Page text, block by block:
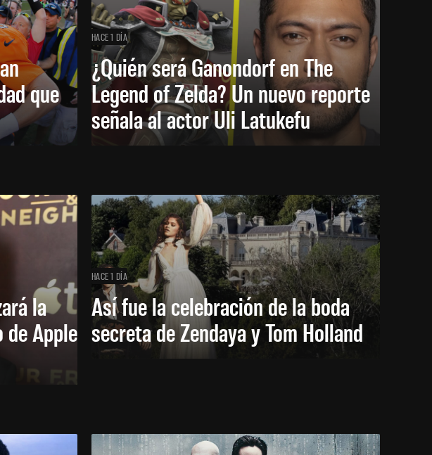
que
HACE 1 DÍA
¿Quién será Ganondorf en The
Legend of Zelda? Un nuevo reporte
señala al actor Uli Latukefu
la
de Apple
HACE 1 DÍA
Así fue la celebración de la boda
secreta de Zendaya y Tom Holland